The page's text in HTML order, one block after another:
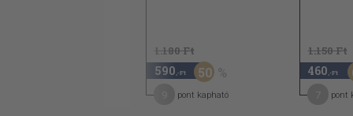
Judith Wright: Asszonyi dal
Tüskés Tibor: Pilinszky Jánosról
1.180 Ft
590 ,-Ft 50
pont kapható
1.150 Ft
460 ,-Ft
pont